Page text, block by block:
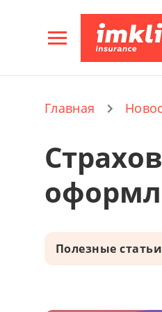
Главная
Полезные статьи